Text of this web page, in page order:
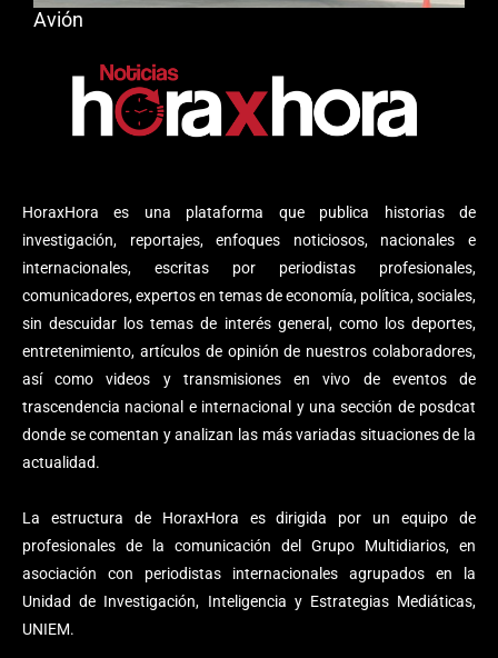
HoraxHora es una plataforma que publica historias de
investigación, reportajes, enfoques noticiosos, nacionales e
internacionales, escritas por periodistas profesionales,
comunicadores, expertos en temas de economía, política, sociales,
sin descuidar los temas de interés general, como los deportes,
entretenimiento, artículos de opinión de nuestros colaboradores,
así como videos y transmisiones en vivo de eventos de
trascendencia nacional e internacional y una sección de posdcat
donde se comentan y analizan las más variadas situaciones de la
actualidad.
La estructura de HoraxHora es dirigida por un equipo de
profesionales de la comunicación del Grupo Multidiarios, en
asociación con periodistas internacionales agrupados en la
Unidad de Investigación, Inteligencia y Estrategias Mediáticas,
UNIEM.
Avión